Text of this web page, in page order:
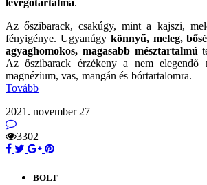
levegőtartalma.
Az őszibarack, csakúgy, mint a kajszi,
fényigénye. Ugyanúgy könnyű, meleg,
agyaghomokos, magasabb mésztartalmú
Az őszibarack érzékeny a nem elegendő
magnézium, vas, mangán és bórtartalomra.
Tovább
2021. november 27
3302
BOLT